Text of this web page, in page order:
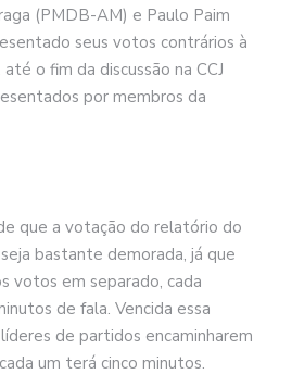
(PMDB-AM) e Paulo Paim
seus votos contrários à
o fim da discussão na CCJ
por membros da
que a votação do relatório do
bastante demorada, já que
votos em separado, cada
de fala. Vencida essa
de partidos encaminharem
um terá cinco minutos.